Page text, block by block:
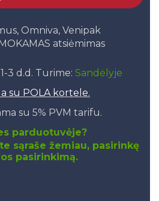
Omniva, Venipak
atsiėmimas
3 d.d. Turime: Sandėlyje
su POLA kortele.
su 5% PVM tarifu.
parduotuvėje?
sąraše žemiau, pasirinkę
pasirinkimą.